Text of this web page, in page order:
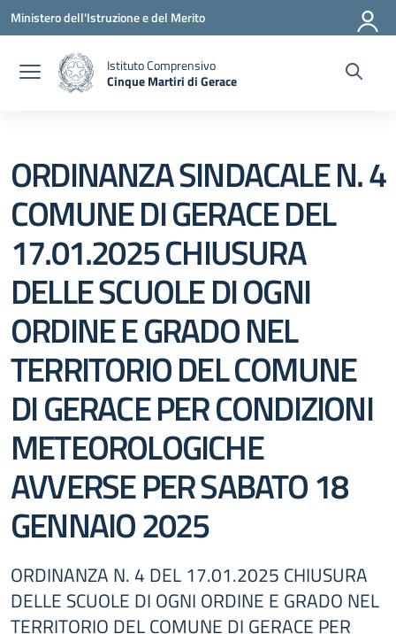
Vai ai contenuti
Vai al menu di navigazione
Vai al footer
Ministero dell'Istruzione e del Merito
Istituto Comprensivo
Cinque Martiri di Gerace
ORDINANZA SINDACALE N. 4
COMUNE DI GERACE DEL
17.01.2025 CHIUSURA
DELLE SCUOLE DI OGNI
ORDINE E GRADO NEL
TERRITORIO DEL COMUNE
DI GERACE PER CONDIZIONI
METEOROLOGICHE
AVVERSE PER SABATO 18
GENNAIO 2025
ORDINANZA N. 4 DEL 17.01.2025 CHIUSURA
DELLE SCUOLE DI OGNI ORDINE E GRADO NEL
TERRITORIO DEL COMUNE DI GERACE PER